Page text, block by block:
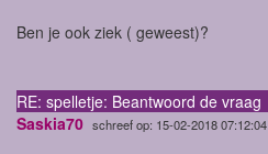
Ben je ook ziek ( geweest)?
RE: spelletje: Beantwoord de vraag
Saskia70 schreef op: 15-02-2018 07:12:04